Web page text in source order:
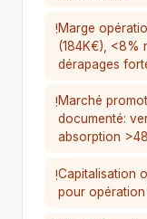
!Marge
(184K€), <8%
dérapages
!Marché
documenté:
absorption
!Capitalisation
pour